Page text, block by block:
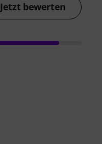
Jetzt bewerten